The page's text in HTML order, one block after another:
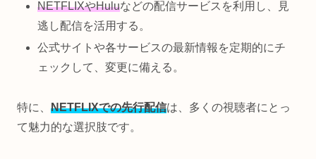
NETFLIXやHuluなどの配信サービスを利用し、見
逃し配信を活用する。
公式サイトや各サービスの最新情報を定期的にチ
ェックして、変更に備える。
特に、 NETFLIXでの先行配信は、多くの視聴者にとっ
て魅力的な選択肢です。